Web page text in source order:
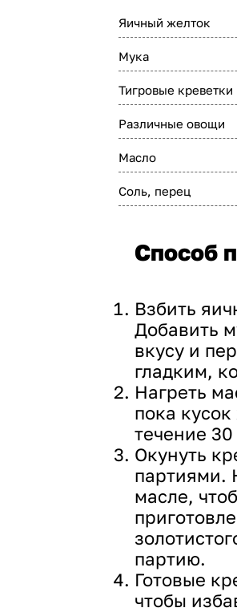
Яичный желток
Мука
Тигровые креветки
Различные овощи
Масло
Соль, перец
Способ
Взбить
Добавить
вкусу и
гладким,
Нагреть
пока
течение
Окунуть
партиями.
масле,
партию.
Готовые
чтобы